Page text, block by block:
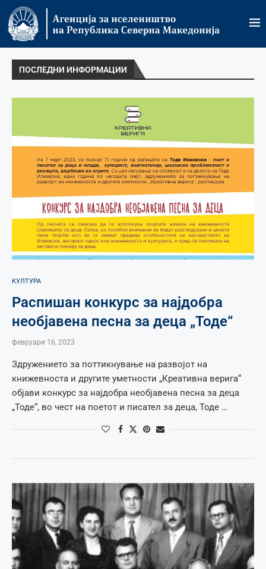
ПОСЛЕДНИ ИНФОРМАЦИИ
КУЛТУРА
Распишан конкурс за најдобра
необјавена песна за деца „Тоде“
февруари 16, 2023
Здружението за поттикнување на развојот на
книжевноста и другите уметности „Креативна верига“
објави конкурс за најдобра необјавена песна за деца
„Тоде“, во чест на поетот и писател за деца, Тоде …